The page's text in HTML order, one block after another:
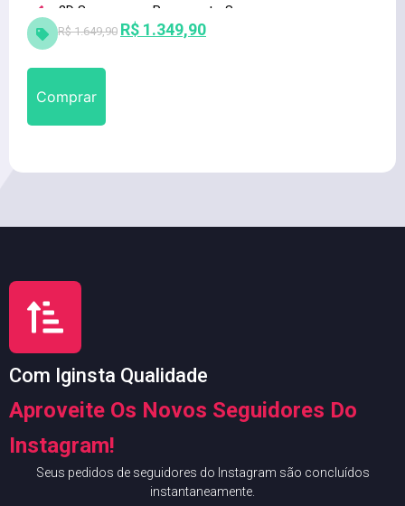
3D Secure para Pagamento Seguro.
Alta qualidade
R$1.649,90 R$ 1.349,90
Comprar
Com Iginsta Qualidade
Aproveite Os Novos Seguidores Do
Instagram!
Seus pedidos de seguidores do Instagram são concluídos
instantaneamente.